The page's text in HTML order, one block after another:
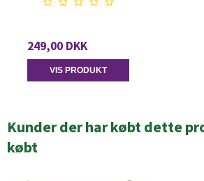
249,00 DKK
VIS PRODUKT
Kunder der har købt dette
købt